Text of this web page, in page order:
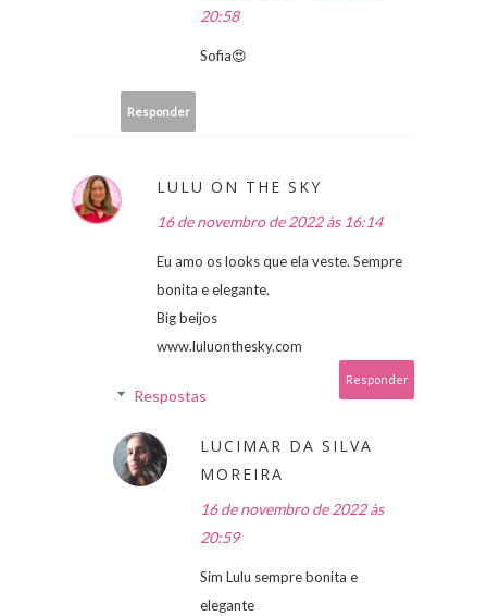
20:58
Sofia😍
Responder
LULU ON THE SKY
16 de novembro de 2022 às 16:14
Eu amo os looks que ela veste. Sempre
bonita e elegante.
Big beijos
www.luluonthesky.com
Responder
Respostas
LUCIMAR DA SILVA
MOREIRA
16 de novembro de 2022 às
20:59
Sim Lulu sempre bonita e
elegante